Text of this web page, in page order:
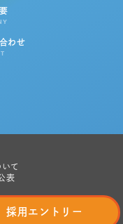
わせ
て
表
採用エントリー